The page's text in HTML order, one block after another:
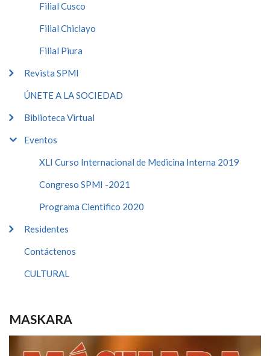
Filial Cusco
Filial Chiclayo
Filial Piura
Revista SPMI
ÚNETE A LA SOCIEDAD
Biblioteca Virtual
Eventos
XLI Curso Internacional de Medicina Interna 2019
Congreso SPMI -2021
Programa Cientifico 2020
Residentes
Contáctenos
CULTURAL
MASKARA